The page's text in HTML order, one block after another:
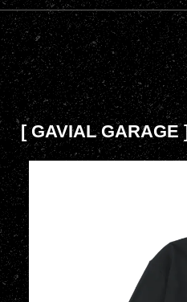
[ GAVIAL GARAGE